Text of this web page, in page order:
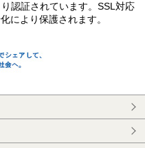
認証されています。SSL対応
により保護されます。